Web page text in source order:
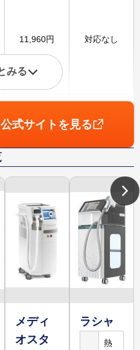
11,960円 対応なし
19,960円 3,100円
3,500
みる
公式サイトを見る
メディ
オスタ
ラシャ
熱